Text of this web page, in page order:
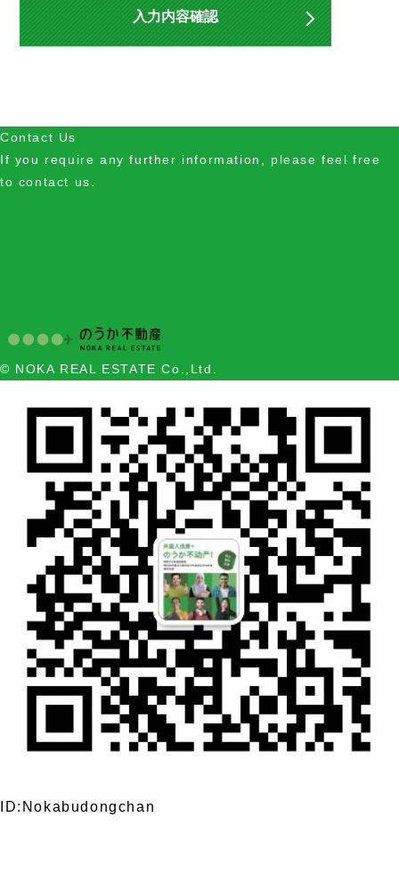
入力内容確認
Contact Us
If you require any further information, please feel free
to contact us.
© NOKA REAL ESTATE Co.,Ltd.
ID:Nokabudongchan